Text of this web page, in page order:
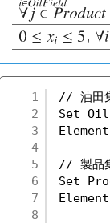
,
1
2
3
4
5
6
7
8
// 油田
Set
// 製品
Set